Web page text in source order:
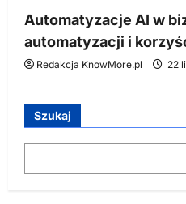
Automatyzacje AI w
automatyzacji i
Redakcja KnowMore.pl 22
Szukaj